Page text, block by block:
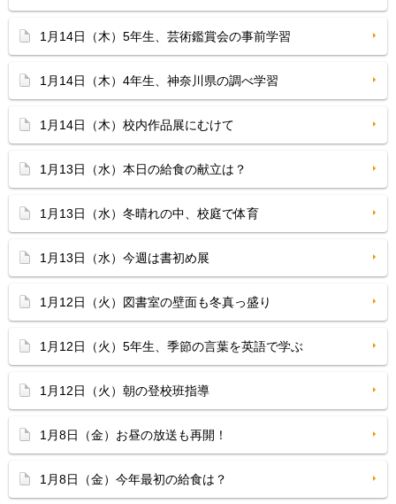
1月14日（木）5年生、芸術鑑賞会の事前学習
1月14日（木）4年生、神奈川県の調べ学習
1月14日（木）校内作品展にむけて
1月13日（水）本日の給食の献立は？
1月13日（水）冬晴れの中、校庭で体育
1月13日（水）今週は書初め展
1月12日（火）図書室の壁面も冬真っ盛り
1月12日（火）5年生、季節の言葉を英語で学ぶ
1月12日（火）朝の登校班指導
1月8日（金）お昼の放送も再開！
1月8日（金）今年最初の給食は？